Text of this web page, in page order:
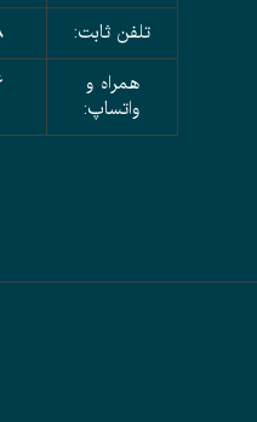
تلفن ثابت:
همراه و
واتساپ: